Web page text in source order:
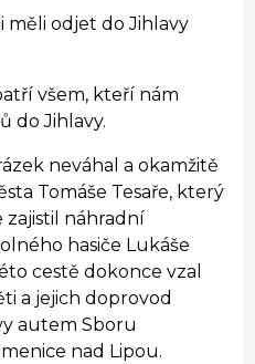
měli odjet do Jihlavy
všem, kteří nám
do Jihlavy.
neváhal a okamžitě
Tomáše Tesaře, který
náhradní
hasiče Lukáše
cestě dokonce vzal
a jejich doprovod
autem Sboru
nad Lipou.